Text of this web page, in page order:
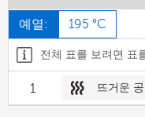
예열: 195 °C
전체 표를 보려면 표
1 뜨거운